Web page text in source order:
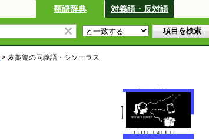
類語辞典 対義語・反対語
> 麦藁篭の同義語・シソーラス